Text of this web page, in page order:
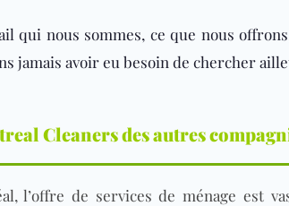
qui nous sommes, ce que nous
jamais avoir eu besoin de chercher
Cleaners des autres
l’offre de services de ménage est